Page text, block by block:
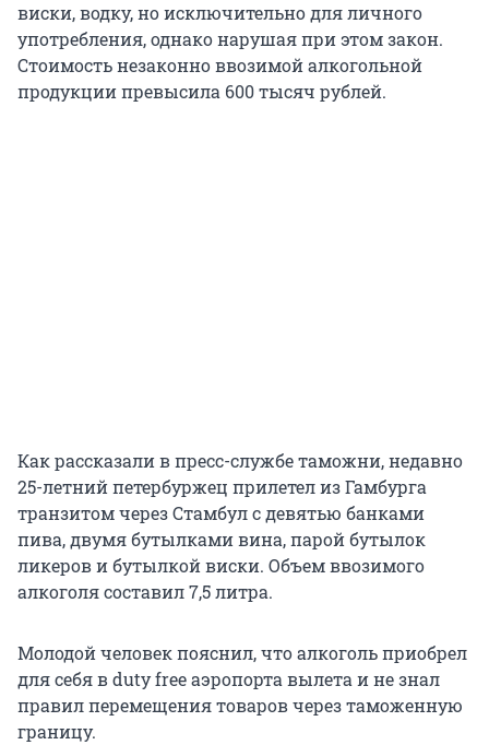
виски, водку, но исключительно для личного
употребления, однако нарушая при этом закон.
Стоимость незаконно ввозимой алкогольной
продукции превысила 600 тысяч рублей.
Как рассказали в пресс-службе таможни, недавно
25-летний петербуржец прилетел из Гамбурга
транзитом через Стамбул с девятью банками
пива, двумя бутылками вина, парой бутылок
ликеров и бутылкой виски. Объем ввозимого
алкоголя составил 7,5 литра.
Молодой человек пояснил, что алкоголь приобрел
для себя в duty free аэропорта вылета и не знал
правил перемещения товаров через таможенную
границу.